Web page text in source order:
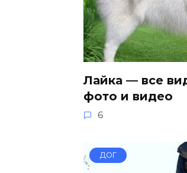
Лайка — все
фото и видео
6
ДОГ